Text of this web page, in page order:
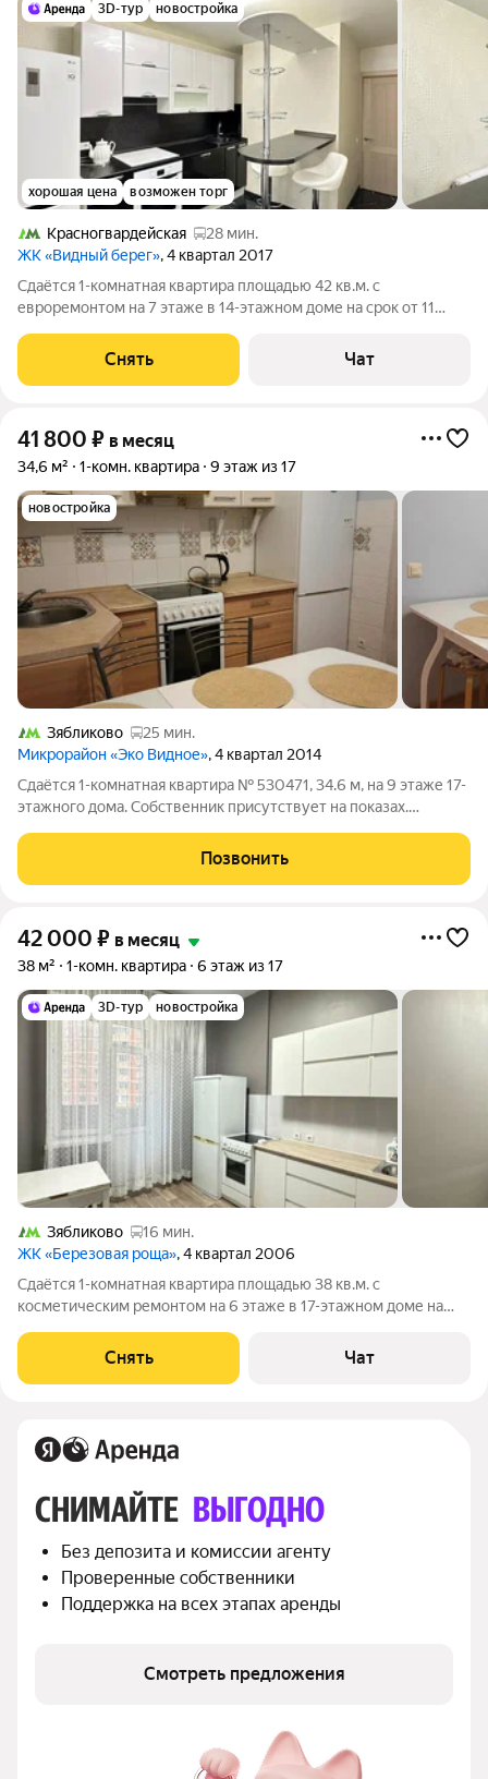
3D-тур новостройка
хорошая цена возможен торг
Красногвардейская
28 мин.
ЖК «Видный берег», 4 квартал 2017
Сдаётся 1-комнатная квартира площадью 42 кв.м. с
евроремонтом на 7 этаже в 14-этажном доме на срок от 11
Холодильник Кондиционер Микроволновка В квартире
имеется ERGOMOTION Askona +
Снять Чат
41 800 ₽ в месяц
34,6 м² 1-комн. квартира 9 этаж из 17
новостройка
Зябликово
25 мин.
Микрорайон «Эко Видное», 4 квартал 2014
Сдаётся 1-комнатная квартира № 530471, 34.6 м, на 9 этаже 17-
этажного дома. Собственник присутствует на показах.
оплачиваются отдельно. По условиям проживания: можно с
детьми, можно с питомцами.
Позвонить
42 000 ₽ в месяц
38 м² 1-комн. квартира 6 этаж из 17
3D-тур новостройка
Зябликово
16 мин.
ЖК «Березовая роща», 4 квартал 2006
Сдаётся 1-комнатная квартира площадью 38 кв.м. с
косметическим ремонтом на 6 этаже в 17-этажном доме на
выходят во двор. Есть консьерж.
Снять Чат
СНИМАЙТЕ ВЫГОДНО
Без депозита и комиссии агенту
Проверенные собственники
Поддержка на всех этапах аренды
Смотреть предложения